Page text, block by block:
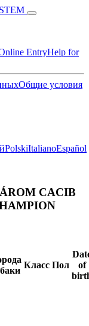
EntryHelp for
Общие условия
PolskiItalianoEspañol
CACIB
Класс Пол
of